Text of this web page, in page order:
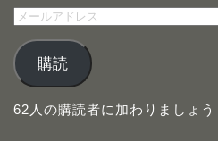
メ
ル
ア
ド
レ
購読
62人の購読者に加わりましょう